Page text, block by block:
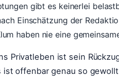
gibt es keinerlei
Einschätzung der
haben nie eine
Privatleben ist sein
ist offenbar genau so